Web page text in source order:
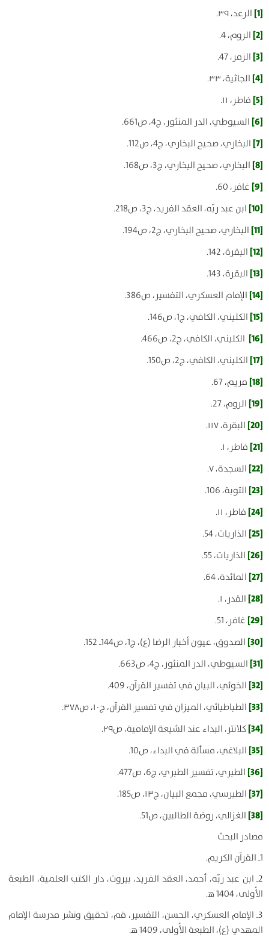
[1] الرعد، ۳۹.
[2] الروم، 4.
[3] الزمر، 47.
[4] الجاثية، ۳۳.
[5] فاطر، ۱۱.
[6] السيوطي، الدر المنثور، ج4، ص661.
[7] البخاري، صحيح البخاري، ج4، ص112.
[8] البخاري، صحيح البخاري، ج3، ص168.
[9] غافر، 60.
[10] ابن عبد ربّه، العقد الفريد، ج3، ص218.
[11] البخاري، صحيح البخاري، ج2، ص194.
[12] البقرة، 142.
[13] البقرة، 143.
[14] الإمام العسكري، التفسير، ص386.
[15] الكليني، الكافي، ج1، ص146.
[16] الكليني، الكافي، ج2، ص466.
[17] الكليني، الكافي، ج2، ص150.
[18] مريم، 67.
[19] الروم، 27.
[20] البقرة، ۱۱۷.
[21] فاطر، ۱.
[22] السجدة، ۷.
[23] التوبة، 106.
[24] فاطر، ۱۱.
[25] الذاريات، 54.
[26] الذاريات، 55.
[27] المائدة، 64.
[28] القدر، ۱.
[29] غافر، 51.
[30] الصدوق، عيون أخبار الرضا (ع)، ج1، ص144ـ 152.
[31] السيوطي، الدر المنثور، ج4، ص663.
[32] الخوئي، البيان في تفسير القرآن، 409.
[33] الطباطبائي، الميزان في تفسير القرآن، ج۱۰، ص۳۷۸.
[34] كلانتر، البداء عند الشيعة الإمامية، ص۲۹.
[35] البلاغي، مسألة في البداء، ص10.
[36] الطبري، تفسير الطبري، ج6، ص477.
[37] الطبرسي، مجمع البيان، ج۱۳، ص185.
[38]
الغزالي، روضة الطالبين، ص51.
مصادر البحث
1ـ القرآن الكريم.
2ـ ابن عبد ربّه، أحمد، العقد الفريد، بيروت، دار الكتب العلمية، الطبعة
الأُولى، 1404 ه‍.
3ـ الإمام العسكري، الحسن، التفسير، قم، تحقيق ونشر مدرسة الإمام
المهدي (ع)، الطبعة الأُولى، 1409 ه‍.